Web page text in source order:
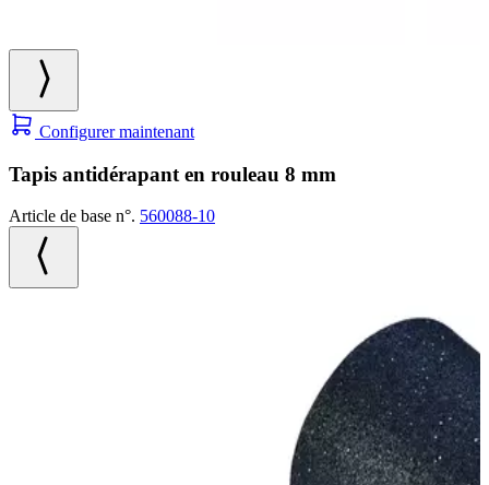
Configurer maintenant
Tapis antidérapant en rouleau 8 mm
Article de base n°. 560088-10